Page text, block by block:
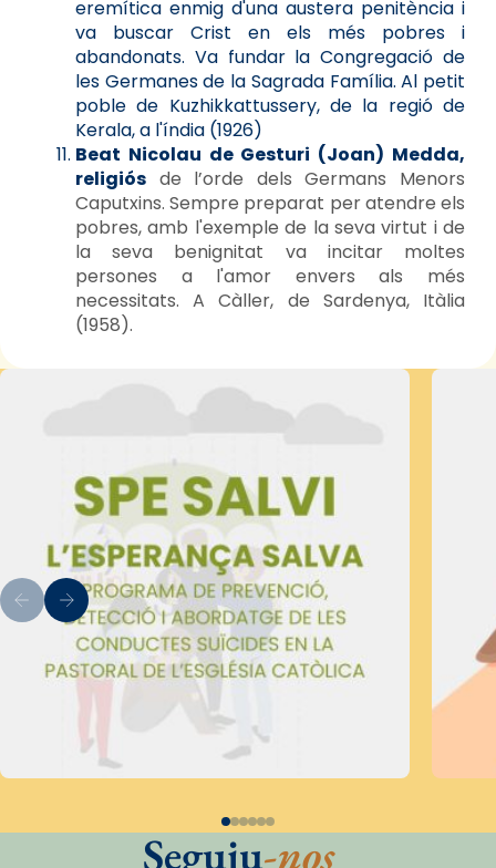
eremítica enmig d'una austera penitència i
va buscar Crist en els més pobres i
abandonats. Va fundar la Congregació de
les Germanes de la Sagrada Família. Al petit
poble de Kuzhikkattussery, de la regió de
Kerala, a l'índia (1926)
Beat Nicolau de Gesturi (Joan) Medda,
religiós de l’orde dels Germans Menors
Caputxins. Sempre preparat per atendre els
pobres, amb l'exemple de la seva virtut i de
la seva benignitat va incitar moltes
persones a l'amor envers als més
necessitats. A Càller, de Sardenya, Itàlia
(1958).
Seguiu-nos